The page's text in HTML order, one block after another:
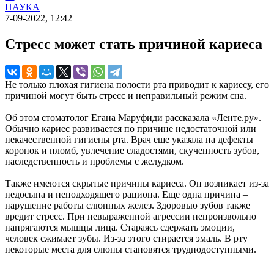
НАУКА
7-09-2022, 12:42
Стресс может стать причиной кариеса
Не только плохая гигиена полости рта приводит к кариесу, его
причиной могут быть стресс и неправильный режим сна.
Об этом стоматолог Егана Маруфиди рассказала «Ленте.ру».
Обычно кариес развивается по причине недостаточной или
некачественной гигиены рта. Врач еще указала на дефекты
коронок и пломб, увлечение сладостями, скученность зубов,
наследственность и проблемы с желудком.
Также имеются скрытые причины кариеса. Он возникает из-за
недосыпа и неподходящего рациона. Еще одна причина –
нарушение работы слюнных желез. Здоровью зубов также
вредит стресс. При невыраженной агрессии непроизвольно
напрягаются мышцы лица. Стараясь сдержать эмоции,
человек сжимает зубы. Из-за этого стирается эмаль. В рту
некоторые места для слюны становятся труднодоступными.